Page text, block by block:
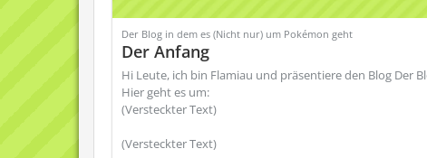
Der Blog in dem es (Nicht nur) um Pokémon geht
Der Anfang
Hi Leute, ich bin Flamiau und präsentiere den Blog Der
Hier geht es um:
(Versteckter Text)
(Versteckter Text)